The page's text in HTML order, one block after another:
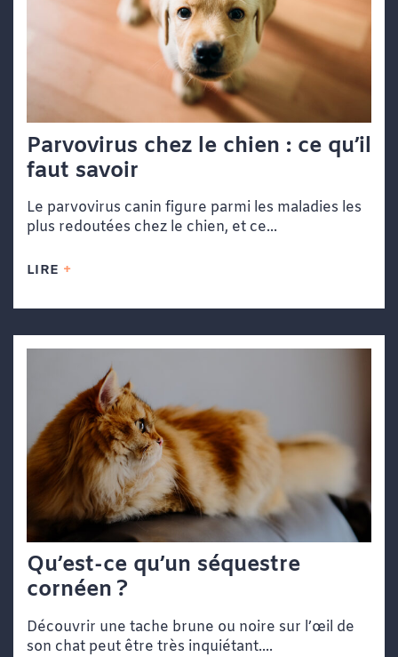
Parvovirus chez le chien : ce qu’il
faut savoir
Le parvovirus canin figure parmi les maladies les
plus redoutées chez le chien, et ce...
LIRE
Qu’est-ce qu’un séquestre
cornéen ?
Découvrir une tache brune ou noire sur l’œil de
son chat peut être très inquiétant....